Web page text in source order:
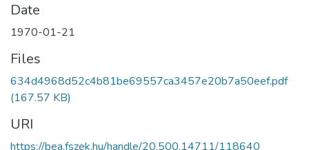
Date
1970-01-21
Files
634d4968d52c4b81be69557ca3457e20b7a50eef.pdf
(167.57 KB)
URI
https://bea.fszek.hu/handle/20.500.14711/118640